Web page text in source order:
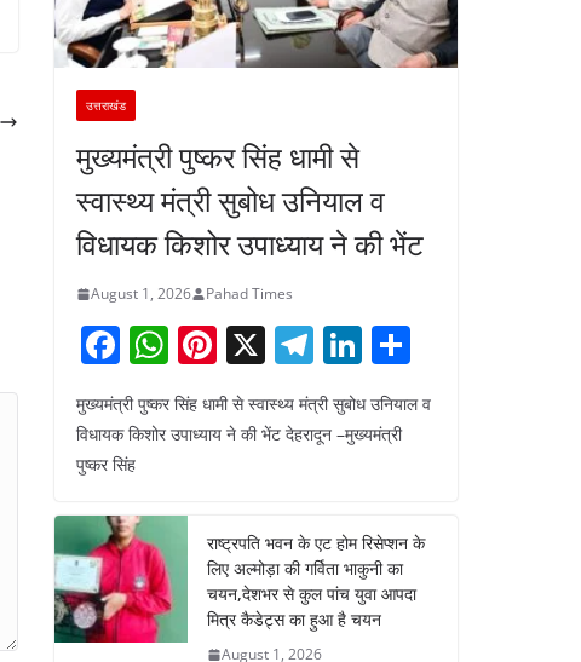
उत्तराखंड
मुख्यमंत्री पुष्कर सिंह धामी से
स्वास्थ्य मंत्री सुबोध उनियाल व
विधायक किशोर उपाध्याय ने की भेंट
August 1, 2026 Pahad Times
F
a
c
e
o
o
k
W
h
at
p
Pi
nt
er
X T
el
e
gr
m
Li
n
k
n
ar
मुख्यमंत्री पुष्कर सिंह धामी से स्वास्थ्य मंत्री सुबोध उनियाल व
विधायक किशोर उपाध्याय ने की भेंट देहरादून –मुख्यमंत्री
पुष्कर सिंह
राष्ट्रपति भवन के एट होम रिसेप्शन के
लिए अल्मोड़ा की गर्विता भाकुनी का
चयन,देशभर से कुल पांच युवा आपदा
मित्र कैडेट्स का हुआ है चयन
August 1, 2026